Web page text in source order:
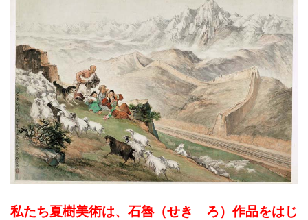
私たち夏樹美術は、石魯（せき ろ）作品をはじ